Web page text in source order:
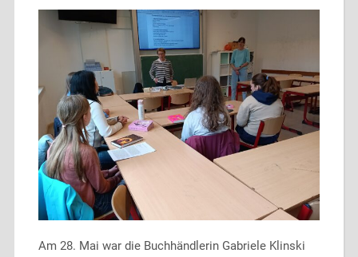
Am 28. Mai war die Buchhändlerin Gabriele Klinski